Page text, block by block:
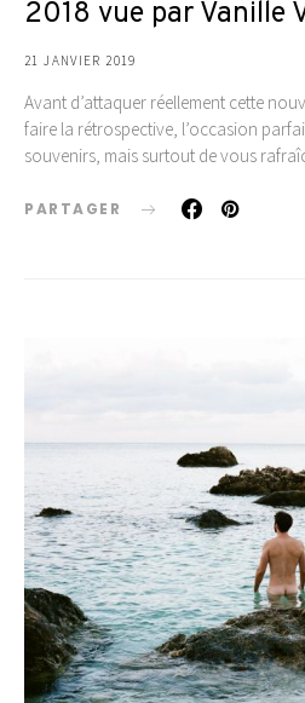
2018 vue par Vanille
21 JANVIER 2019
Avant d’attaquer réellement cette
faire la rétrospective, l’occasion
souvenirs, mais surtout de vous
PARTAGER